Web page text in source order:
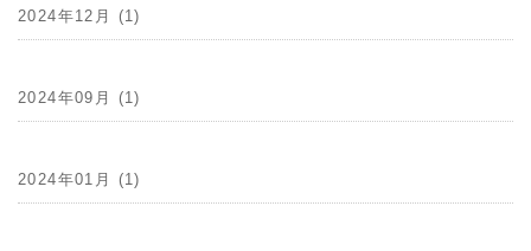
2024年12月 (1)
2024年09月 (1)
2024年01月 (1)